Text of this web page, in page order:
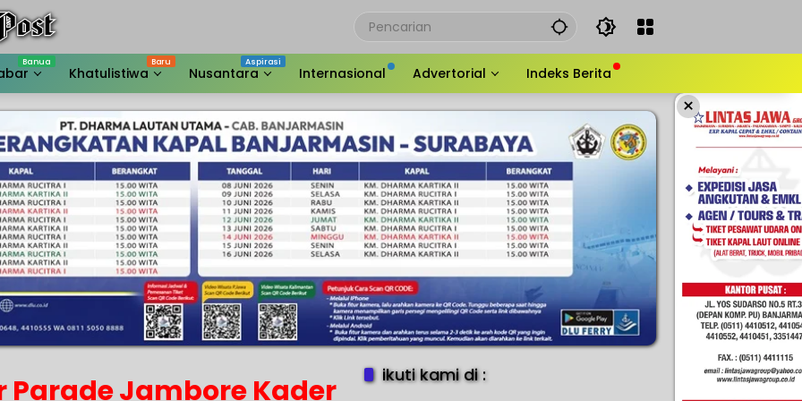
Khatulistiwa Nusantara Internasional Advertorial Indeks Berita
×
Parade Jambore Kader ikuti kami di :